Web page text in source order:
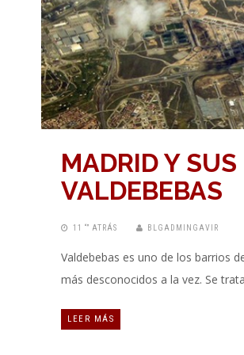
MADRID Y
VALDEBEBAS
11 “” ATRÁS BLGADMINGAVIR
Valdebebas es uno de los barrios
más desconocidos a la vez. Se
LEER MÁS